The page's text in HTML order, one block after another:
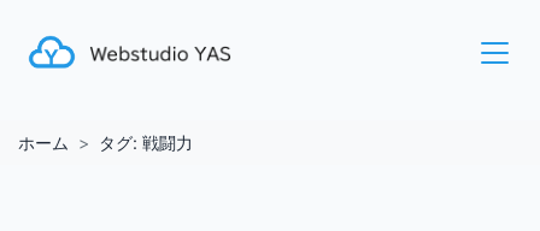
ホーム タグ: 戦闘力